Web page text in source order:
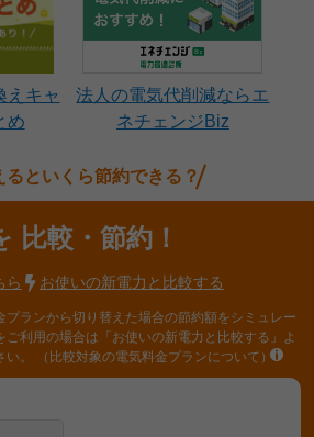
えキャ
め
法人の電気代削減ならエ
ネチェンジBiz
るといくら節約できる？
比較・節約！
ら お使いの新電力と比較する
プランから切り替えた場合の節約額をシミュレー
利用の場合は「お使いの新電力と比較する」よ
い。
（比較対象の電気料金プランについて）